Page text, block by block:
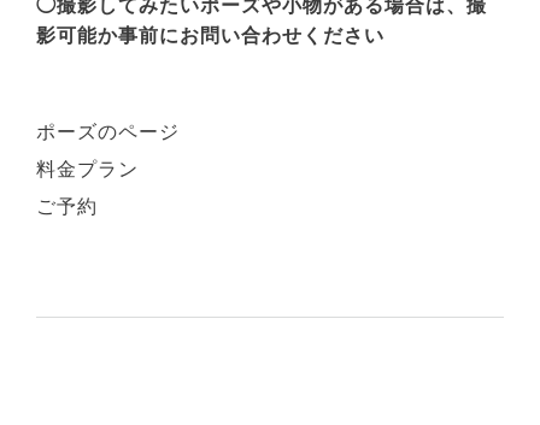
◯撮影してみたいポーズや小物がある場合は、撮
影可能か事前にお問い合わせください
ポーズのページ
料金プラン
ご予約